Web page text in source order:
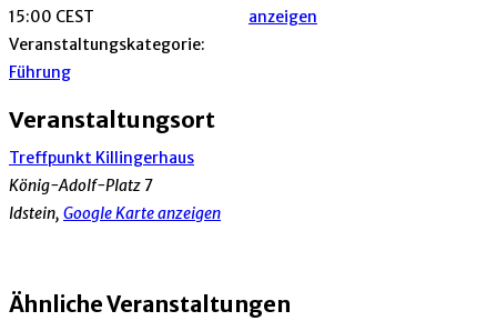
15:00 CEST
Veranstaltungskategorie:
Führung
Veranstaltungsort
Treffpunkt Killingerhaus
König-Adolf-Platz 7
Idstein, Google Karte anzeigen
anzeigen
Ähnliche Veranstaltungen